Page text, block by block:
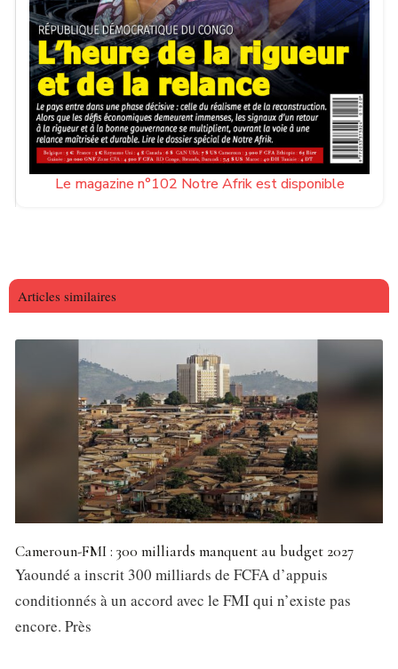
Le magazine n°102 Notre Afrik est disponible
Articles similaires
Cameroun-FMI : 300 milliards manquent au budget 2027
Yaoundé a inscrit 300 milliards de FCFA d’appuis
conditionnés à un accord avec le FMI qui n’existe pas
encore. Près